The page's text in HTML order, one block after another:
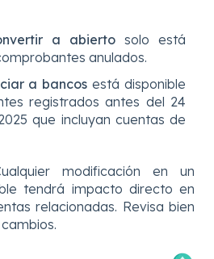
a abiertosolo está
anulados.
a bancos está disponible
registrados antes del 24
que incluyan cuentas de
modificación en un
tendrá impacto directo en
relacionadas. Revisa bien